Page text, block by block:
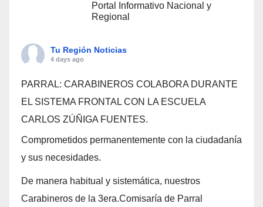
Portal Informativo Nacional y
Regional
Tu Región Noticias
4 days ago
PARRAL: CARABINEROS COLABORA DURANTE
EL SISTEMA FRONTAL CON LA ESCUELA
CARLOS ZÚÑIGA FUENTES.
Comprometidos permanentemente con la ciudadanía
y sus necesidades.
De manera habitual y sistemática, nuestros
Carabineros de la 3era.Comisaría de Parral